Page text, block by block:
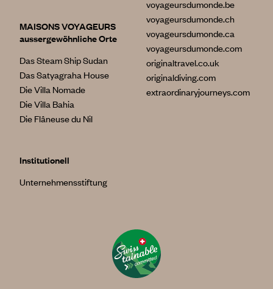
MAISONS VOYAGEURS
aussergewöhnliche Orte
Das Steam Ship Sudan
Das Satyagraha House
Die Villa Nomade
Die Villa Bahia
Die Flâneuse du Nil
Institutionell
Unternehmensstiftung
voyageursdumonde.be
voyageursdumonde.ch
voyageursdumonde.ca
voyageursdumonde.com
originaltravel.co.uk
originaldiving.com
extraordinaryjourneys.com